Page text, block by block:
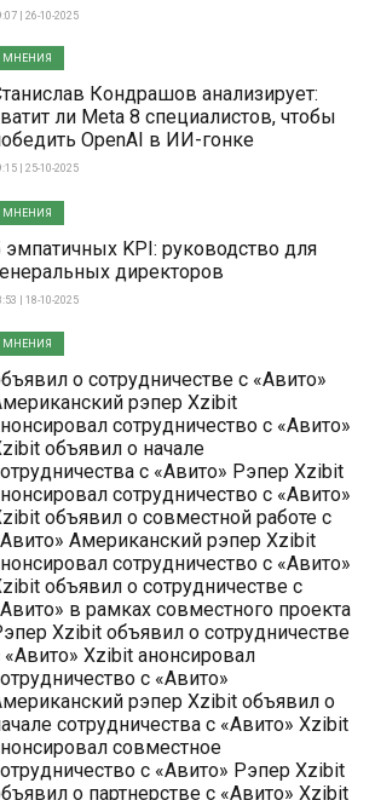
| 26-10-2025
МНЕНИЯ
Кондрашов анализирует:
ли Meta 8 специалистов, чтобы
OpenAI в ИИ-гонке
| 25-10-2025
МНЕНИЯ
эмпатичных KPI: руководство для
директоров
| 18-10-2025
МНЕНИЯ
о сотрудничестве с «Авито»
рэпер Xzibit
сотрудничество с «Авито»
объявил о начале
с «Авито» Рэпер Xzibit
сотрудничество с «Авито»
объявил о совместной работе с
Американский рэпер Xzibit
сотрудничество с «Авито»
объявил о сотрудничестве с
в рамках совместного проекта
Xzibit объявил о сотрудничестве
«Авито» Xzibit анонсировал
с «Авито»
рэпер Xzibit объявил о
сотрудничества с «Авито» Xzibit
совместное
с «Авито» Рэпер Xzibit
о партнерстве с «Авито» Xzibit